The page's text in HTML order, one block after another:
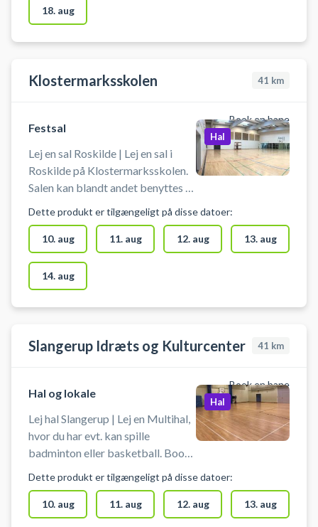
Volleyball: Du skal selv medbringe
volleybold. Du skal selv tage net
op og ned i bookingtiden. Nettet
til salens langside. Dans/Yoga: Du
18. aug
Klostermarksskolen 41 km
Book en bane
Festsal
Lej en sal Roskilde | Lej en sal i
Roskilde på Klostermarksskolen.
Salen kan blandt andet benyttes til
Dans, Yoga og Kampsport. Salen
findes på Klostermarksskolen i
Roskilde.
Hal
Dette produkt er tilgængeligt på disse datoer:
10. aug 11. aug 12. aug 13. aug
14. aug
Slangerup Idræts og Kulturcenter 41 km
Book en bane
Hal og lokale
Lej hal Slangerup | Lej en Multihal,
hvor du har evt. kan spille
badminton eller basketball. Book
og Kulturcenter. Du skal selv
medbringe ketcher og bolde - og
man skal selv sætte net op.
Hal
Dette produkt er tilgængeligt på disse datoer:
10. aug 11. aug 12. aug 13. aug